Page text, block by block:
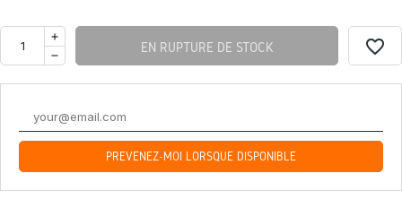
EN RUPTURE DE STOCK
PRÉVENEZ-MOI LORSQUE DISPONIBLE
favorite_border